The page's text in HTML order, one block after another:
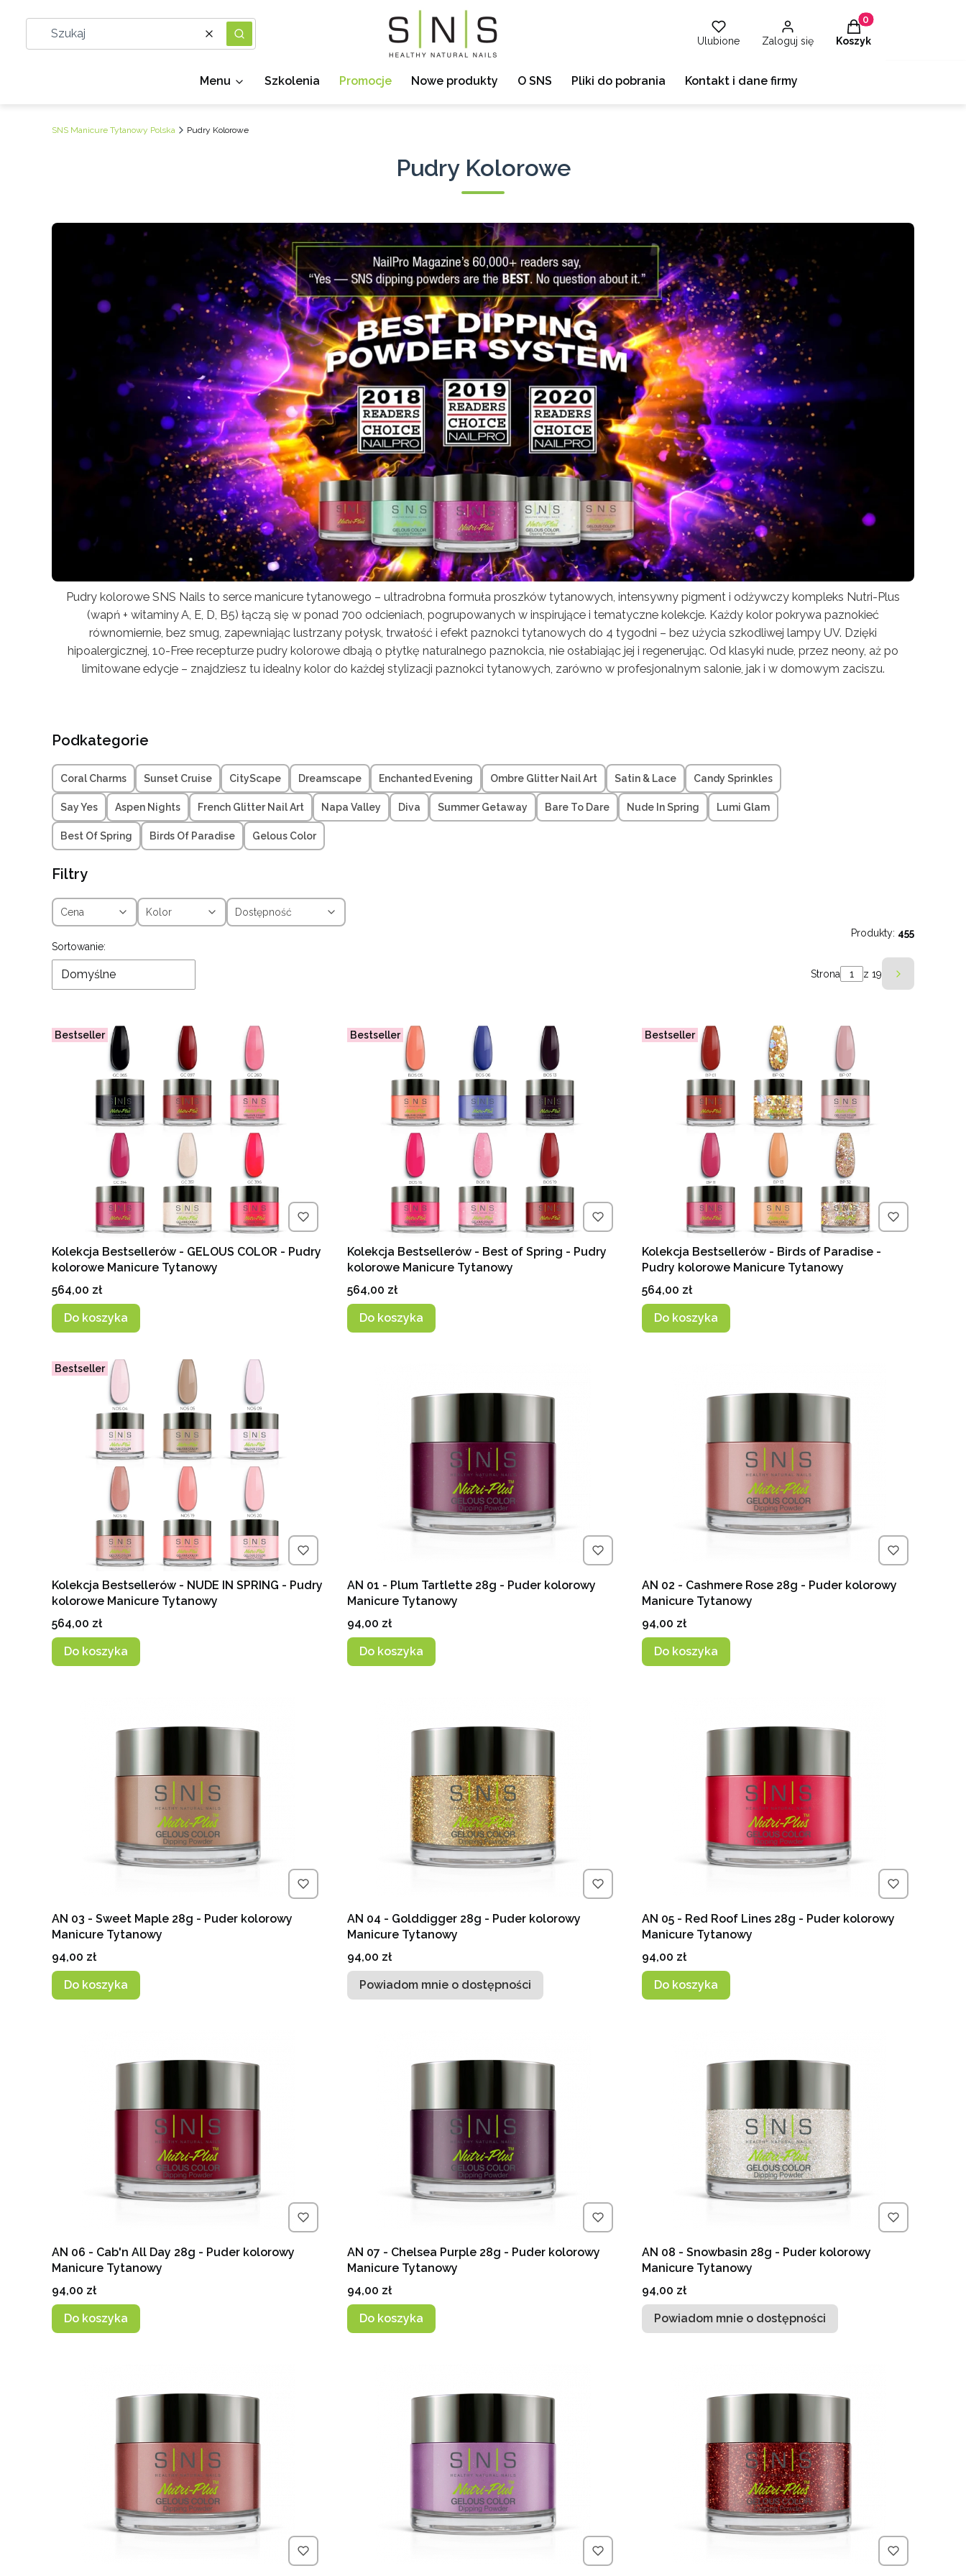
WyczyśćSzukaj Ulubione Zaloguj się
Produkty w
Koszyk
Menu Szkolenia Promocje Nowe produkty O SNS Pliki do pobrania Kontakt i dane firmy
SNS Manicure Tytanowy Polska Pudry Kolorowe
Pudry Kolorowe
Pudry kolorowe SNS Nails to serce manicure tytanowego – ultradrobna formuła proszków tytanowych, intensywny pigment i odżywczy kompleks Nutri-Plus
(wapń + witaminy A, E, D, B5) łączą się w ponad 700 odcieniach, pogrupowanych w inspirujące i tematyczne kolekcje. Każdy kolor pokrywa paznokieć
równomiernie, bez smug, zapewniając lustrzany połysk, trwałość i efekt paznokci tytanowych do 4 tygodni – bez użycia szkodliwej lampy UV. Dzięki
hipoalergicznej, 10-Free recepturze pudry kolorowe dbają o płytkę naturalnego paznokcia, nie osłabiając jej i regenerując. Od klasyki nude, przez neony, aż po
limitowane edycje – znajdziesz tu idealny kolor do każdej stylizacji paznokci tytanowych, zarówno w profesjonalnym salonie, jak i w domowym zaciszu.
Podkategorie
Coral Charms Sunset Cruise CityScape Dreamscape Enchanted Evening Ombre Glitter Nail Art Satin & Lace Candy Sprinkles
Say Yes Aspen Nights French Glitter Nail Art Napa Valley Diva Summer Getaway Bare To Dare Nude In Spring Lumi Glam
Best Of Spring Birds Of Paradise Gelous Color
Filtry
Cena Kolor Dostępność
Koniec filtrów
Produkty: 455
Lista produktów
Sortowanie:
Domyślne Strona z 19 Następne
Bestseller
Kolekcja Bestsellerów - GELOUS COLOR - Pudry
kolorowe Manicure Tytanowy
Cena
564,00 zł
Do koszyka
Bestseller
Kolekcja Bestsellerów - Best of Spring - Pudry
kolorowe Manicure Tytanowy
Cena
564,00 zł
Do koszyka
Bestseller
Kolekcja Bestsellerów - Birds of Paradise -
Pudry kolorowe Manicure Tytanowy
Cena
564,00 zł
Do koszyka
Bestseller
Kolekcja Bestsellerów - NUDE IN SPRING - Pudry
kolorowe Manicure Tytanowy
Cena
564,00 zł
Do koszyka
AN 01 - Plum Tartlette 28g - Puder kolorowy
Manicure Tytanowy
Cena
94,00 zł
Do koszyka
AN 02 - Cashmere Rose 28g - Puder kolorowy
Manicure Tytanowy
Cena
94,00 zł
Do koszyka
AN 03 - Sweet Maple 28g - Puder kolorowy
Manicure Tytanowy
Cena
94,00 zł
Do koszyka
AN 04 - Golddigger 28g - Puder kolorowy
Manicure Tytanowy
Cena
94,00 zł
Powiadom mnie o dostępności
AN 05 - Red Roof Lines 28g - Puder kolorowy
Manicure Tytanowy
Cena
94,00 zł
Do koszyka
AN 06 - Cab'n All Day 28g - Puder kolorowy
Manicure Tytanowy
Cena
94,00 zł
Do koszyka
AN 07 - Chelsea Purple 28g - Puder kolorowy
Manicure Tytanowy
Cena
94,00 zł
Do koszyka
AN 08 - Snowbasin 28g - Puder kolorowy
Manicure Tytanowy
Cena
94,00 zł
Powiadom mnie o dostępności